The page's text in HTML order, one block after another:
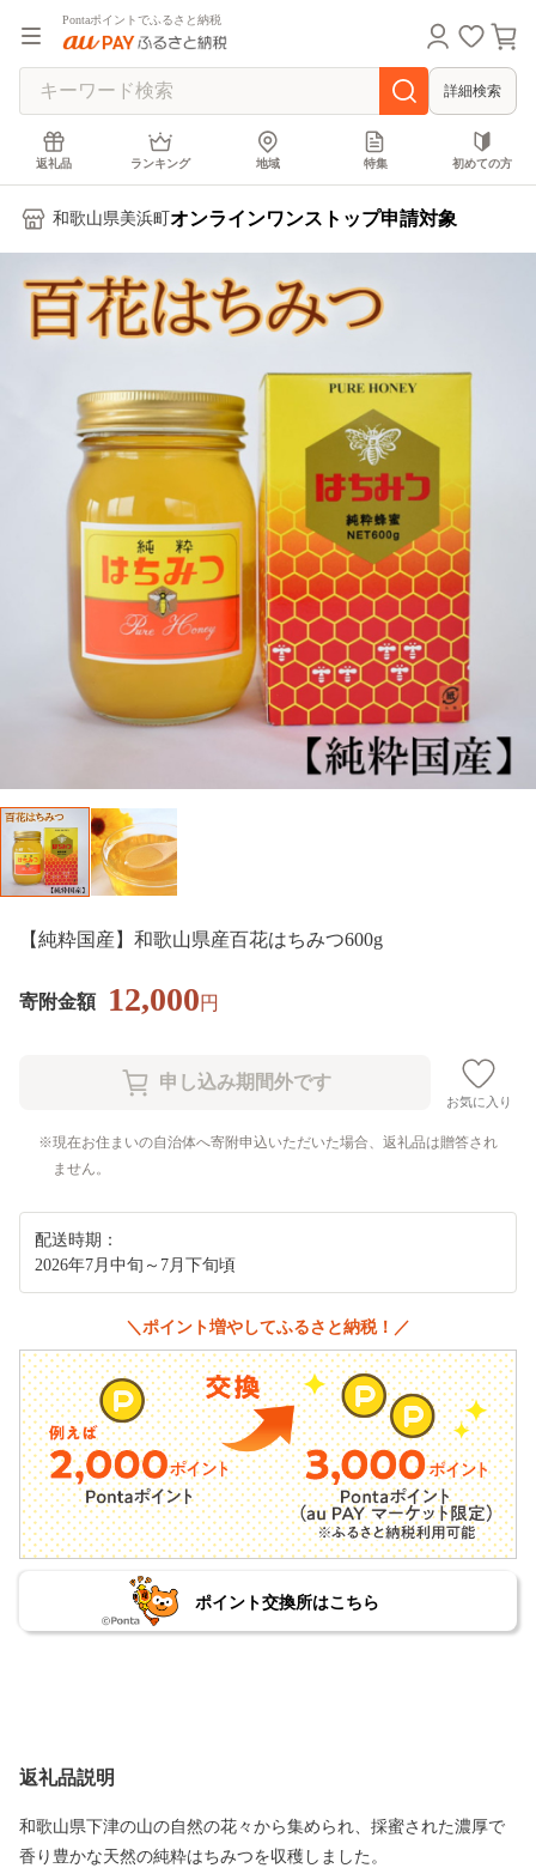
Pontaポイントでふるさと納税
詳細検索
返礼品 ランキング 地域 特集 初めての方
和歌山県美浜町 オンラインワンストップ申請対象
【純粋国産】和歌山県産百花はちみつ600g
寄附金額 12,000円
お気に入り
現在お住まいの自治体へ寄附申込いただいた場合、返礼品は贈答され
ません。
配送時期：
2026年7月中旬～7月下旬頃
＼ポイント増やしてふるさと納税！／
ポイント交換所はこちら
返礼品説明
和歌山県下津の山の自然の花々から集められ、採蜜された濃厚で
香り豊かな天然の純粋はちみつを収穫しました。